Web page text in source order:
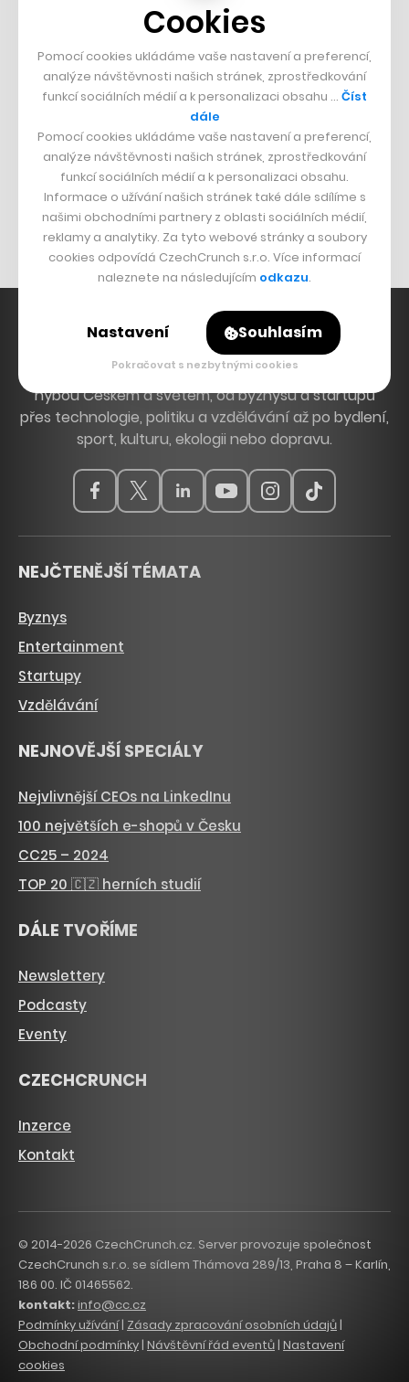
Boční projekt, co se zvrtnul
Francouzský šéfkuchař na Šumavě
Dva golfisti, co pečou
DESIGN
Bomma není tichá
Originální hodinky
Nábytek z betonu
Hlavní zdroj inspirace. Věnujeme se tématům, která
hýbou Českem a světem, od byznysu a startupů
přes technologie, politiku a vzdělávání až po bydlení,
sport, kulturu, ekologii nebo dopravu.
NEJČTENĚJŠÍ TÉMATA
Byznys
Entertainment
Startupy
Vzdělávání
NEJNOVĚJŠÍ SPECIÁLY
Nejvlivnější CEOs na LinkedInu
100 největších e-shopů v Česku
CC25 – 2024
TOP 20 🇨🇿 herních studií
DÁLE TVOŘÍME
Newslettery
Podcasty
Eventy
CZECHCRUNCH
Inzerce
Kontakt
© 2014-2026 CzechCrunch.cz. Server provozuje společnost
CzechCrunch s.r.o. se sídlem Thámova 289/13, Praha 8 – Karlín,
186 00. IČ 01465562.
kontakt:info@cc.cz
Podmínky užívání| Zásady zpracování osobních údajů |
Obchodní podmínky | Návštěvní řád eventů | Nastavení
cookies
Cookies
Pomocí cookies ukládáme vaše nastavení a preferencí,
analýze návštěvnosti našich stránek, zprostředkování
funkcí sociálních médií a k personalizaci obsahu … Číst
dále
Pomocí cookies ukládáme vaše nastavení a preferencí,
analýze návštěvnosti našich stránek, zprostředkování
funkcí sociálních médií a k personalizaci obsahu.
Informace o užívání našich stránek také dále sdílíme s
našimi obchodními partnery z oblasti sociálních médií,
reklamy a analytiky. Za tyto webové stránky a soubory
cookies odpovídá CzechCrunch s.r.o. Více informací
naleznete na následujícím odkazu.
Nastavení Souhlasím
Pokračovat s nezbytnými cookies